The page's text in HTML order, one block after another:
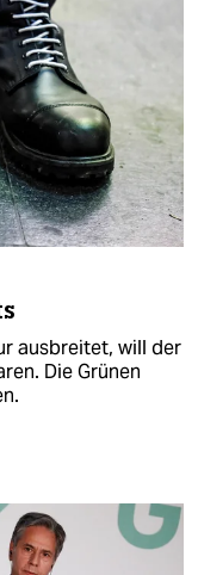
ausbreitet, will der
Die Grünen